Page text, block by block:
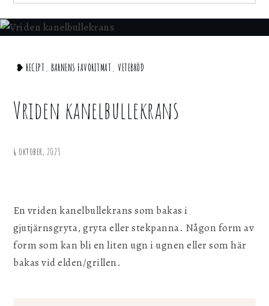
Home
Recept
Vriden
❥ RECEPT , BARNENS FAVORITMAT , VETEBRÖD
Vriden kanelbullekrans
4 oktober, 2023
En vriden kanelbullekrans som bakas i
gjutjärnsgryta, gryta eller stekpanna. Någon form av
form som kan bli en liten ugn i ugnen eller som här
bakas vid elden/grillen.
för att webbplatsen ska fungera.
Statistik
information och funktionalitet vill vi samla in
Genom att dela ditt surfbeteende på vår